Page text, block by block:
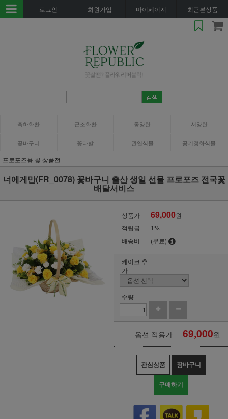
로그인 회원가입 마이페이지 최근본상품
축하화환 근조화환 동양란 서양란
꽃바구니 꽃다발 관엽식물 공기정화식물
프로포즈용 꽃 상품전
너에게만(FR_0078) 꽃바구니 출산 생일 선물 프로포즈 전국꽃
배달서비스
상품가 69,000원
적립금
1%
배송비
(무료)
케이크 추
가
수량
옵션 적용가 69,000원
관심상품 장바구니
구매하기